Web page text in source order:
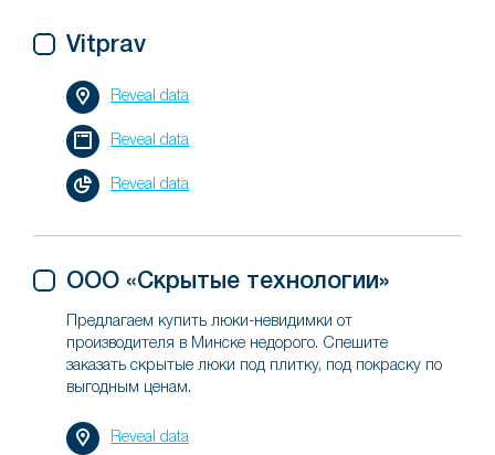
Vitprav
Reveal data
Reveal data
Reveal data
ООО «Скрытые технологии»
Предлагаем купить люки-невидимки от
производителя в Минске недорого. Спешите
заказать скрытые люки под плитку, под покраску по
выгодным ценам.
Reveal data